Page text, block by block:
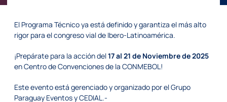
El Programa Técnico ya está definido y garantiza el más alto
rigor para el congreso vial de Ibero-Latinoamérica.
¡Prepárate para la acción del17 al 21 de Noviembre de 2025
en Centro de Convenciones de la CONMEBOL!
Este evento está gerenciado y organizado por el Grupo
Paraguay Eventos y CEDIAL.-